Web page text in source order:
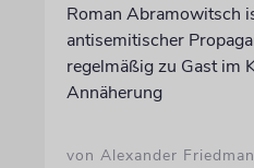
Roman Abramowitsch
antisemitischer
regelmäßig zu Gast im
Annäherung
von Alexander Friedman